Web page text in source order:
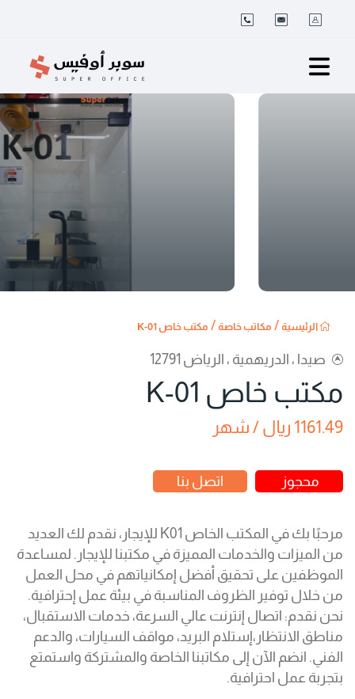
الرئيسية / مكاتب خاصة / مكتب خاص K-01
صيدا ، الدريهمية ، الرياض 12791
مكتب خاص K-01
1161.49 ريال / شهر
محجوز اتصل بنا
مرحبًا بك في المكتب الخاص K01 للإيجار، نقدم لك العديد
من الميزات والخدمات المميزة في مكتبنا للإيجار. لمساعدة
الموظفين على تحقيق أفضل إمكانياتهم في محل العمل
من خلال توفير الظروف المناسبة في بيئة عمل إحترافية.
نحن نقدم: اتصال إنترنت عالي السرعة، خدمات الاستقبال،
مناطق الانتظار،إستلام البريد، مواقف السيارات، والدعم
الفني. انضم الآن إلى مكاتبنا الخاصة والمشتركة واستمتع
بتجربة عمل احترافية.